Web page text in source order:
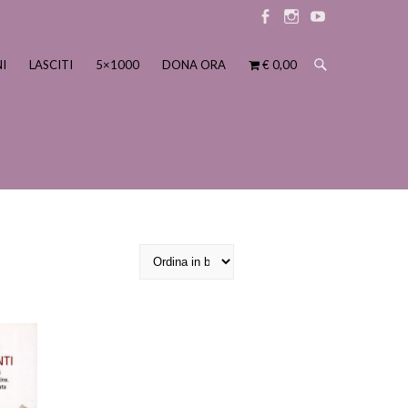
ElementoElemento
LASCITI 5×1000 DONA ORA € 0,00